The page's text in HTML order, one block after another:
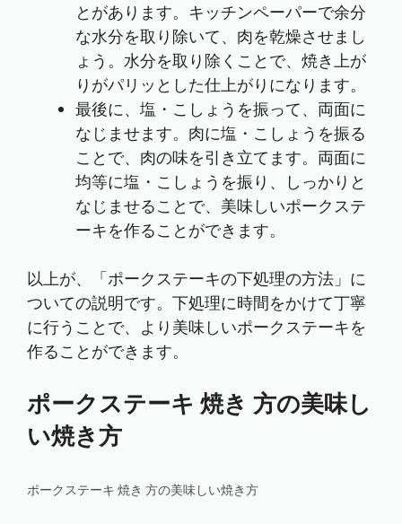
とがあります。キッチンペーパーで余分
な水分を取り除いて、肉を乾燥させまし
ょう。水分を取り除くことで、焼き上が
りがパリッとした仕上がりになります。
最後に、塩・こしょうを振って、両面に
なじませます。肉に塩・こしょうを振る
ことで、肉の味を引き立てます。両面に
均等に塩・こしょうを振り、しっかりと
なじませることで、美味しいポークステ
ーキを作ることができます。
以上が、「ポークステーキの下処理の方法」に
ついての説明です。下処理に時間をかけて丁寧
に行うことで、より美味しいポークステーキを
作ることができます。
ポークステーキ 焼き 方の美味し
い焼き方
ポークステーキ 焼き 方の美味しい焼き方